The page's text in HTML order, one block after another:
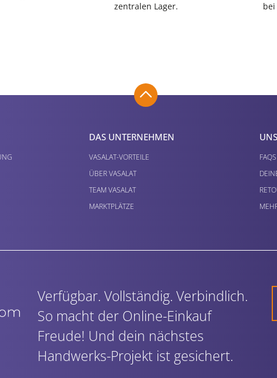
zentralen Lager.
DAS UNTERNEHMEN
VASALAT-VORTEILE
ÜBER VASALAT
TEAM VASALAT
MARKTPLÄTZE
FAQS
Verfügbar. Vollständig. Verbindlich.
So macht der Online-Einkauf
Freude! Und dein nächstes
Handwerks-Projekt ist gesichert.